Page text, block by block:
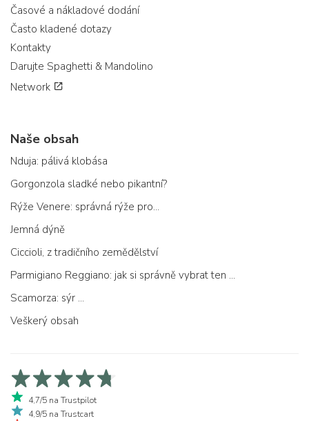
Časové a nákladové dodání
Často kladené dotazy
Kontakty
Darujte Spaghetti & Mandolino
Network
Naše obsah
Nduja: pálivá klobása
Gorgonzola sladké nebo pikantní?
Rýže Venere: správná rýže pro...
Jemná dýně
Ciccioli, z tradičního zemědělství
Parmigiano Reggiano: jak si správně vybrat ten pravý
Scamorza: sýr ...
Veškerý obsah
4,7/5 na Trustpilot
4,9/5 na Trustcart